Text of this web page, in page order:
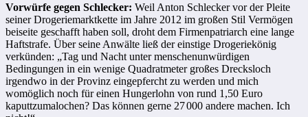
Vorwürfe gegen Schlecker: Weil Anton Schlecker vor der Pleite
seiner Drogeriemarktkette im Jahre 2012 im großen Stil Vermögen
beiseite geschafft haben soll, droht dem Firmenpatriarch eine lange
Haftstrafe. Über seine Anwälte ließ der einstige Drogeriekönig
verkünden: „Tag und Nacht unter menschenunwürdigen
Bedingungen in ein wenige Quadratmeter großes Drecksloch
irgendwo in der Provinz eingepfercht zu werden und mich
womöglich noch für einen Hungerlohn von rund 1,50 Euro
kaputtzumalochen? Das können gerne 27000 andere machen. Ich